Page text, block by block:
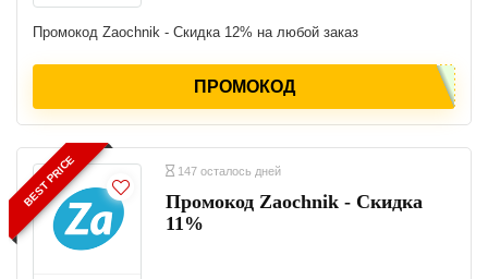
Промокод Zaochnik - Скидка 12% на любой заказ
ПРОМОКОД
BEST PRICE 147 осталось дней
Промокод Zaochnik - Скидка
11%